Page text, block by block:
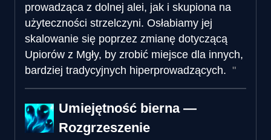
prowadząca z dolnej alei, jak i skupiona na
użyteczności strzelczyni. Osłabiamy jej
skalowanie się poprzez zmianę dotyczącą
Upiorów z Mgły, by zrobić miejsce dla innych,
bardziej tradycyjnych hiperprowadzących.
Umiejętność bierna —
Rozgrzeszenie